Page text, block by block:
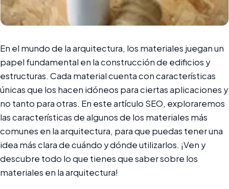
En el mundo de la arquitectura, los materiales juegan un
papel fundamental en la construcción de edificios y
estructuras. Cada material cuenta con características
únicas que los hacen idóneos para ciertas aplicaciones y
no tanto para otras. En este artículo SEO, exploraremos
las características de algunos de los materiales más
comunes en la arquitectura, para que puedas tener una
idea más clara de cuándo y dónde utilizarlos. ¡Ven y
descubre todo lo que tienes que saber sobre los
materiales en la arquitectura!